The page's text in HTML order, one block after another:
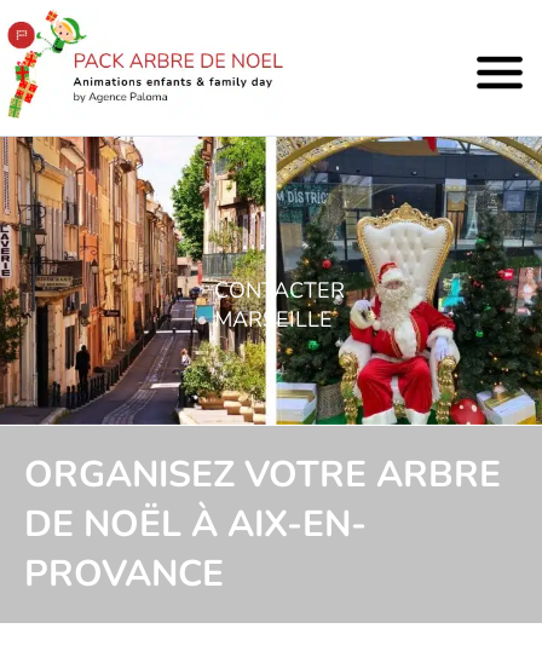
ORGANISEZ VOTRE ARBRE
DE NOËL À AIX-EN-
PROVANCE
CONTACTER
MARSEILLE